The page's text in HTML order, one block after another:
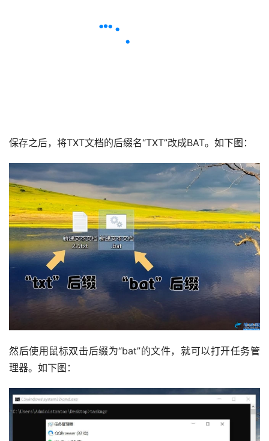
保存之后，将TXT文档的后缀名“TXT”改成BAT。如下图：
然后使用鼠标双击后缀为“bat”的文件，就可以打开任务管
理器。如下图：